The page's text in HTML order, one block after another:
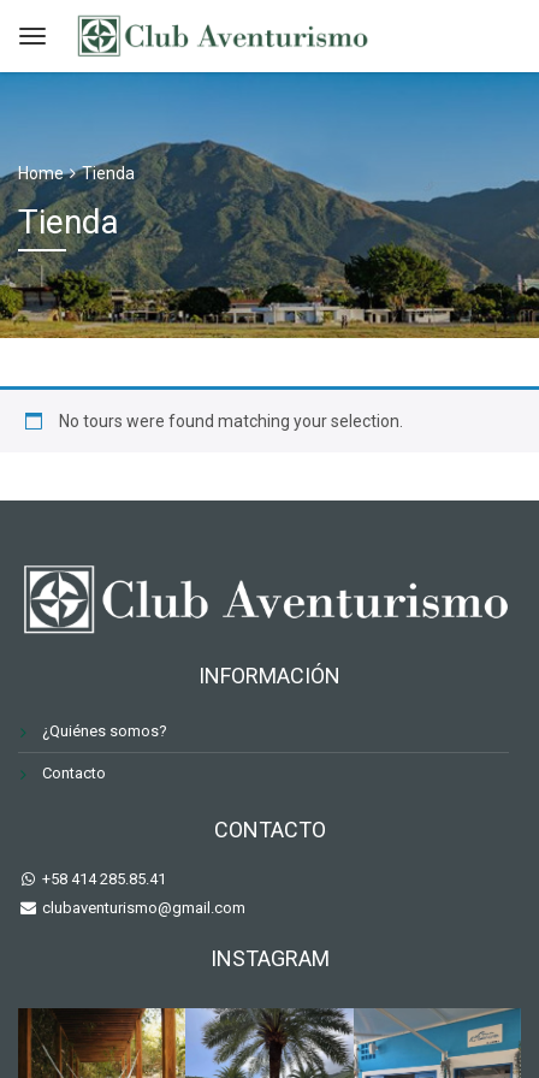
Home Tienda
Tienda
No tours were found matching your selection.
INFORMACIÓN
¿Quiénes somos?
Contacto
CONTACTO
+58 414 285.85.41
clubaventurismo@gmail.com
INSTAGRAM